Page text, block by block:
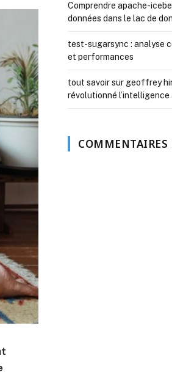
Comprendre apache-
données dans le lac de
test-sugarsync : analyse
et performances
tout savoir sur geoffrey
révolutionné
COMMENTAIRES